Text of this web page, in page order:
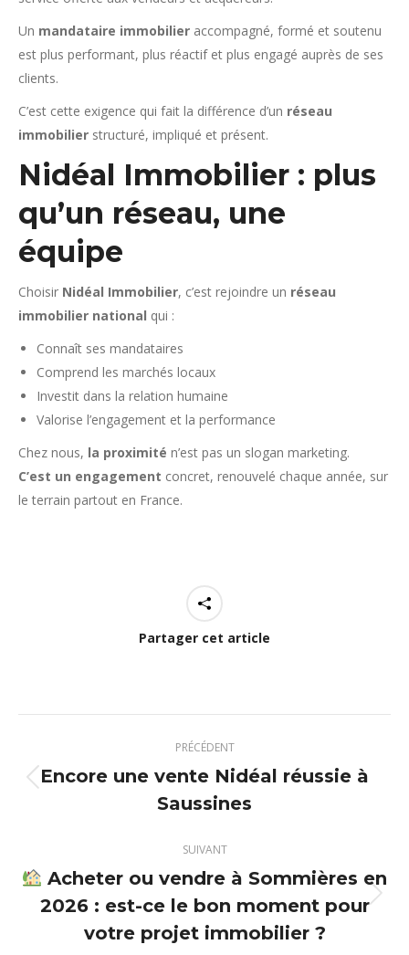
Un mandataire immobilier accompagné, formé et soutenu
est plus performant, plus réactif et plus engagé auprès de ses
clients.
C’est cette exigence qui fait la différence d’un réseau
immobilier structuré, impliqué et présent.
Nidéal Immobilier : plus
qu’un réseau, une
équipe
Choisir Nidéal Immobilier, c’est rejoindre un réseau
immobilier national qui :
Connaît ses mandataires
Comprend les marchés locaux
Investit dans la relation humaine
Valorise l’engagement et la performance
Chez nous, la proximité n’est pas un slogan marketing.
C’est un engagement concret, renouvelé chaque année, sur
le terrain partout en France.
Partager cet article
article
PRÉCÉDENT
Article
précédent
Encore une vente Nidéal réussie à
Saussines
SUIVANT
Article
suivant
Acheter ou vendre à Sommières en
2026 : est-ce le bon moment pour
votre projet immobilier ?